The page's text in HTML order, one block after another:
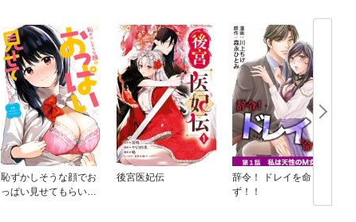
恥ずかしそうな顔でお
っぱい見せてもらいた
後宮医妃伝
辞令！ ドレイを命
ず！！